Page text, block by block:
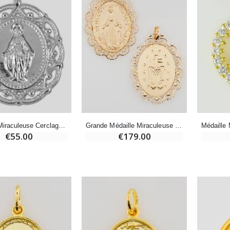
Bonbons Pastilles Menthe à l'Eau de Lourdes - 130g
€7.90
-10%
Bougie de Neuvaine Contre le Mal - Saint Michel
€5.50 €4.95
€78.00
€12.90
Médaille Miraculeuse Cerclage Dentelle 19mm - Argent 925/1000
€55.00 €179.00